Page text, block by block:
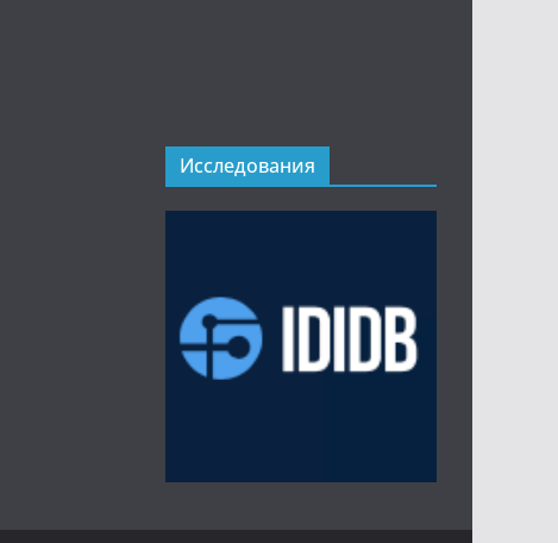
Исследования